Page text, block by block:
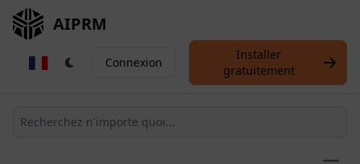
AIPRM
Connexion
Installer
gratuitement